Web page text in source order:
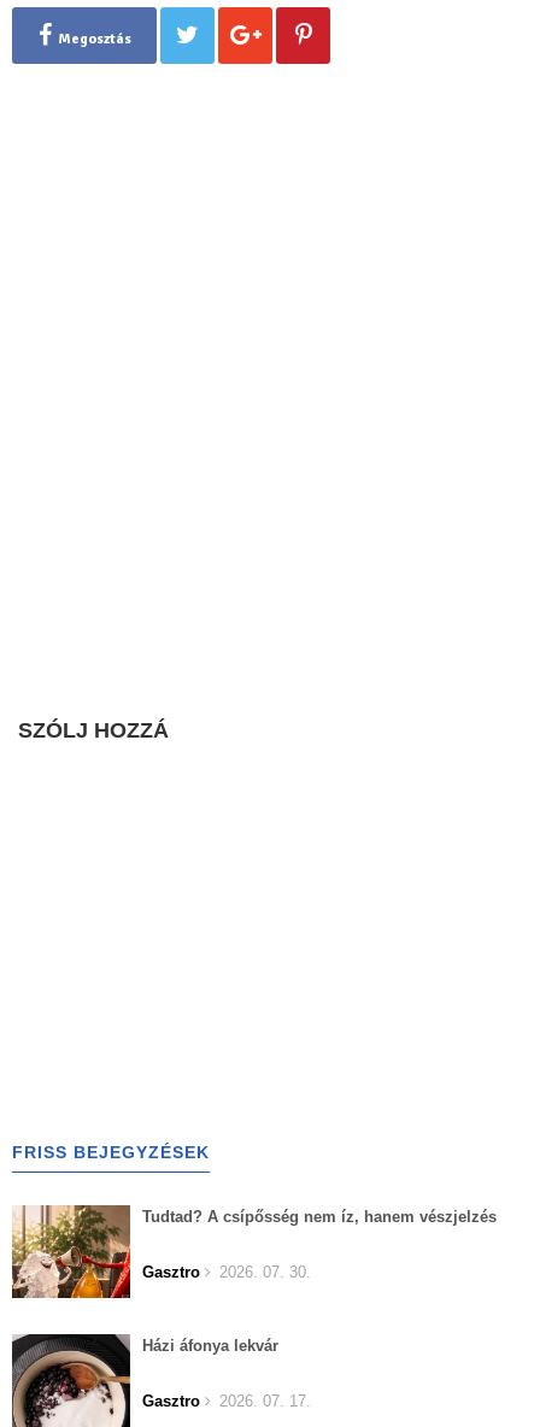
Megosztás
SZÓLJ HOZZÁ
FRISS BEJEGYZÉSEK
Tudtad? A csípősség nem íz, hanem vészjelzés
Gasztro 2026. 07. 30.
Házi áfonya lekvár
Gasztro 2026. 07. 17.